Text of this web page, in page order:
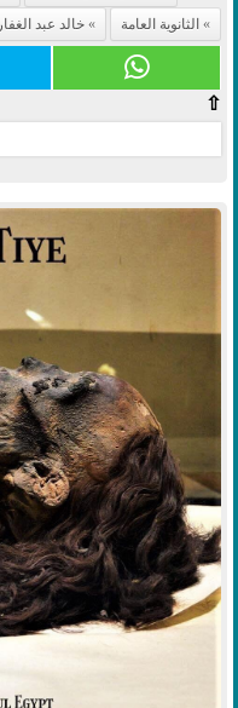
الثانوية العامة
خالد عبد الغفار
⇧